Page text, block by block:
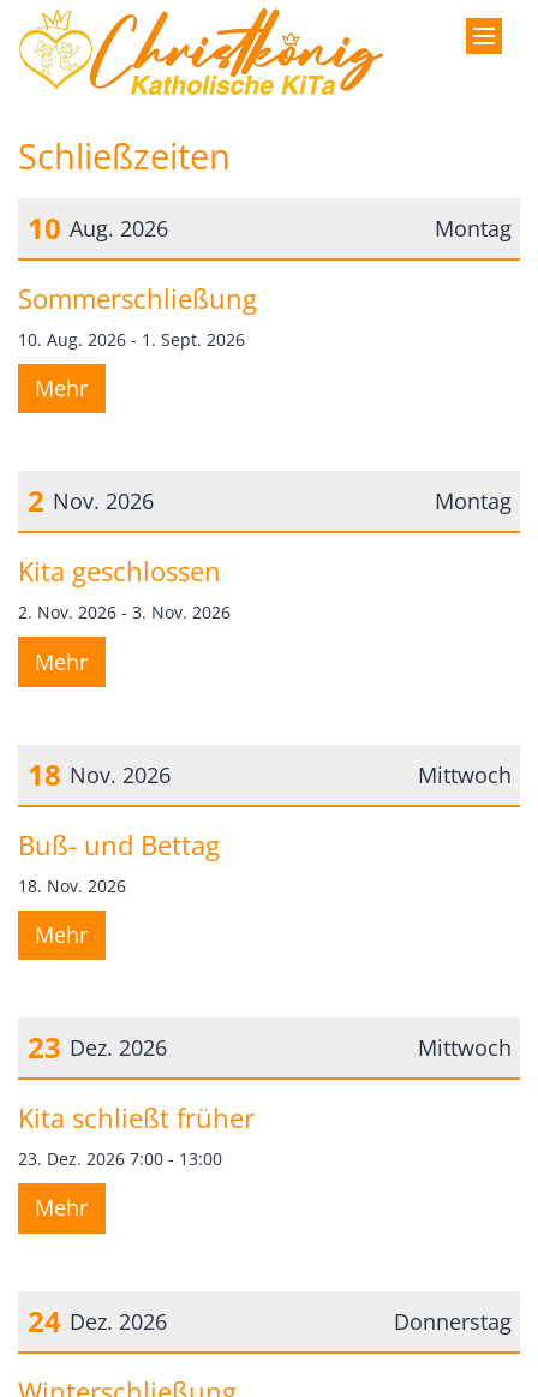
Zum Inhalt springen
Schließzeiten
Montag
10 Aug. 2026
Datum: 10. August 2026
Sommerschließung
10. Aug. 2026 - 1. Sept. 2026
Mehr
Montag
2 Nov. 2026
Datum: 2. November 2026
Kita geschlossen
2. Nov. 2026 - 3. Nov. 2026
Mehr
Mittwoch
18 Nov. 2026
Datum: 18. November 2026
Buß- und Bettag
18. Nov. 2026
Mehr
Mittwoch
23 Dez. 2026
Datum: 23. Dezember 2026
Kita schließt früher
23. Dez. 2026 7:00 - 13:00
Mehr
Donnerstag
24 Dez. 2026
Datum: 24. Dezember 2026